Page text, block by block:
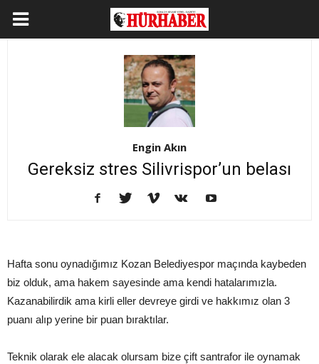
Engin Akın
Gereksiz stres Silivrispor’un belası
Hafta sonu oynadığımız Kozan Belediyespor maçında kaybeden
biz olduk, ama hakem sayesinde ama kendi hatalarımızla.
Kazanabilirdik ama kirli eller devreye girdi ve hakkımız olan 3
puanı alıp yerine bir puan bıraktılar.
Teknik olarak ele alacak olursam bize çift santrafor ile oynamak